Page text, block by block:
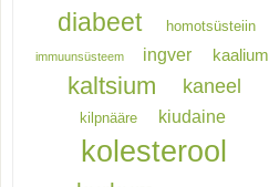
diabeet homotsüsteiin
immuunsüsteem ingver kaalium
kaltsium kaneel
kilpnääre kiudaine
kolesterool